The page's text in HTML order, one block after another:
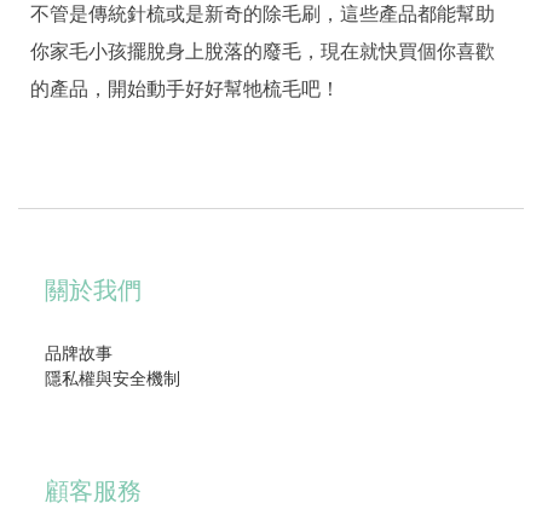
不管是傳統針梳或是新奇的除毛刷，這些產品都能幫助
你家毛小孩擺脫身上脫落的廢毛，現在就快買個你喜歡
的產品，開始動手好好幫牠梳毛吧！
關於我們
品牌故事
隱私權與安全機制
顧客服務